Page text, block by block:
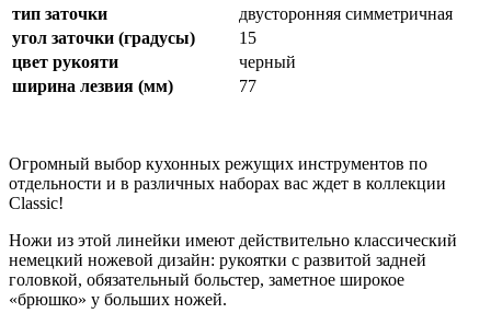
тип заточки
двусторонняя симметричная
угол заточки (градусы)
15
цвет рукояти
черный
ширина лезвия (мм)
77
Огромный выбор кухонных режущих инструментов по
отдельности и в различных наборах вас ждет в коллекции
Classic!
Ножи из этой линейки имеют действительно классический
немецкий ножевой дизайн: рукоятки с развитой задней
головкой, обязательный больстер, заметное широкое
«брюшко» у больших ножей.